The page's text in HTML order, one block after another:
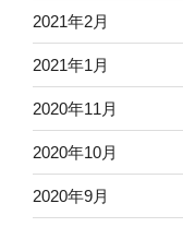
2021年2月
2021年1月
2020年11月
2020年10月
2020年9月